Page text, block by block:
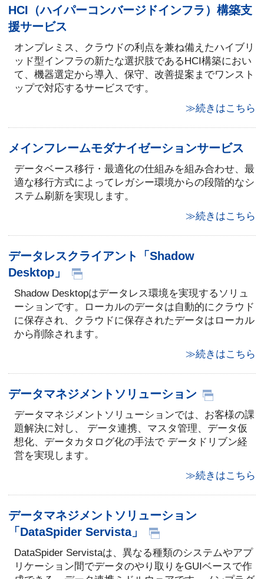
HCI（ハイパーコンバージドインフラ）構築支
援サービス
オンプレミス、クラウドの利点を兼ね備えたハイブリ
ッド型インフラの新たな選択肢であるHCI構築におい
て、機器選定から導入、保守、改善提案までワンスト
ップで対応するサービスです。
≫続きはこちら
メインフレームモダナイゼーションサービス
データベース移行・最適化の仕組みを組み合わせ、最
適な移行方式によってレガシー環境からの段階的なシ
ステム刷新を実現します。
≫続きはこちら
データレスクライアント「Shadow
Desktop」
Shadow Desktopはデータレス環境を実現するソリュ
ーションです。ローカルのデータは自動的にクラウド
に保存され、クラウドに保存されたデータはローカル
から削除されます。
≫続きはこちら
データマネジメントソリューション
データマネジメントソリューションでは、お客様の課
題解決に対し、 データ連携、マスタ管理、データ仮
想化、データカタログ化の手法で データドリブン経
営を実現します。
≫続きはこちら
データマネジメントソリューション
「DataSpider Servista」
DataSpider Servistaは、異なる種類のシステムやアプ
リケーション間でデータのやり取りをGUIベースで作